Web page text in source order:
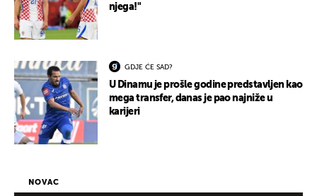
njega!"
GDJE ĆE SAD?
U Dinamu je prošle godine predstavljen kao
mega transfer, danas je pao najniže u
karijeri
NOVAC